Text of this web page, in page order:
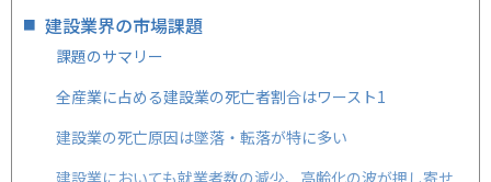
建設業界の市場課題
課題のサマリー
全産業に占める建設業の死亡者割合はワースト1
建設業の死亡原因は墜落・転落が特に多い
建設業においても就業者数の減少、高齢化の波が押し寄せ